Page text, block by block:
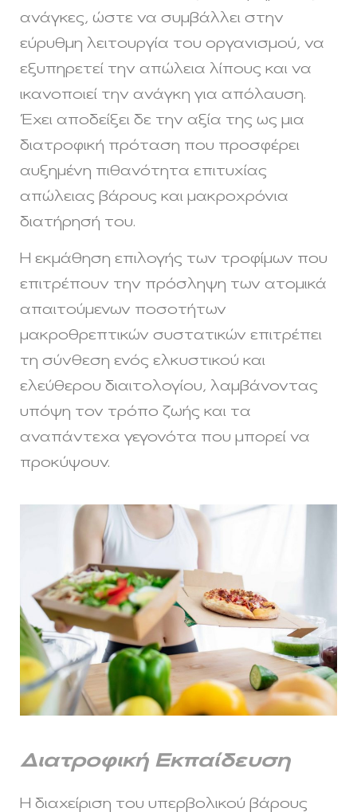
ανάγκες, ώστε να συμβάλλει στην
εύρυθμη λειτουργία του οργανισμού, να
εξυπηρετεί την απώλεια λίπους και να
ικανοποιεί την ανάγκη για απόλαυση.
Έχει αποδείξει δε την αξία της ως μια
διατροφική πρόταση που προσφέρει
αυξημένη πιθανότητα επιτυχίας
απώλειας βάρους και μακροχρόνια
διατήρησή του.
Η εκμάθηση επιλογής των τροφίμων που
επιτρέπουν την πρόσληψη των ατομικά
απαιτούμενων ποσοτήτων
μακροθρεπτικών συστατικών επιτρέπει
τη σύνθεση ενός ελκυστικού και
ελεύθερου διαιτολογίου, λαμβάνοντας
υπόψη τον τρόπο ζωής και τα
αναπάντεχα γεγονότα που μπορεί να
προκύψουν.
Διατροφική Εκπαίδευση
Η διαχείριση του υπερβολικού βάρους